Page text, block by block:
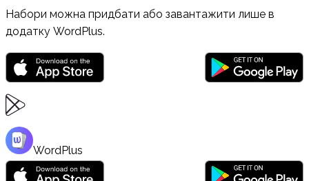
Набори можна придбати або завантажити лише в
додатку WordPlus.
WordPlus